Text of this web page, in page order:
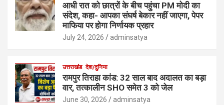
आधी रात को छात्रों के बीच पहुंचा PM मोदी का
संदेश, कहा- आपका संघर्ष बेकार नहीं जाएगा, पेपर
माफिया पर होगा निर्णायक प्रहार
July 24, 2026 adminsatya
उत्तराखंड देश/दुनिया
रामपुर तिराहा कांड: 32 साल बाद अदालत का बड़ा
वार, तत्कालीन SHO समेत 3 को जेल
June 30, 2026 adminsatya